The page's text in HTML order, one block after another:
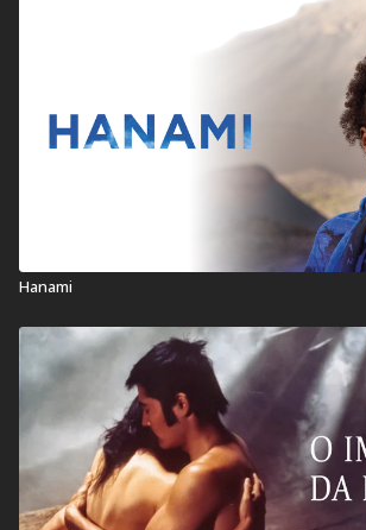
Contém: Conteúdo Sexual, Drogas
Duração: 175 min
Hanami